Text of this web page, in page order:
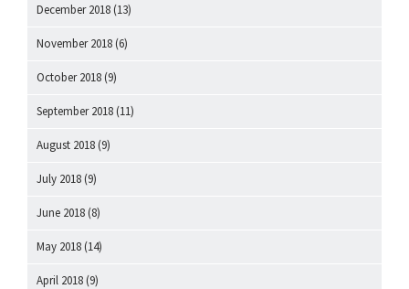
December 2018 (13)
November 2018 (6)
October 2018 (9)
September 2018 (11)
August 2018 (9)
July 2018 (9)
June 2018 (8)
May 2018 (14)
April 2018 (9)